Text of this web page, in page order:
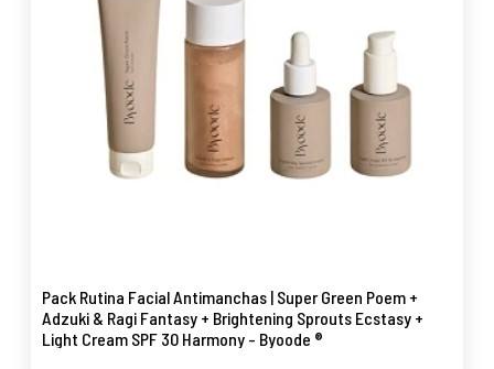
Pack Rutina Facial Antimanchas | Super Green Poem +
Adzuki & Ragi Fantasy + Brightening Sprouts Ecstasy +
Light Cream SPF 30 Harmony - Byoode ®